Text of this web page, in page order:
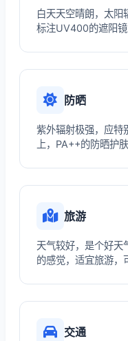
白天天空晴朗，太阳
标注UV400的遮阳镜
防晒
紫外辐射极强，应特
上，PA++的防晒护
旅游
天气较好，是个好天
的感觉，适宜旅游，
交通